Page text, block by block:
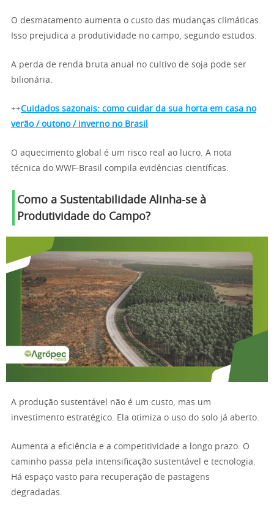
O desmatamento aumenta o custo das mudanças climáticas.
Isso prejudica a produtividade no campo, segundo estudos.
A perda de renda bruta anual no cultivo de soja pode ser
bilionária.
++Cuidados sazonais: como cuidar da sua horta em casa no
verão / outono / inverno no Brasil
O aquecimento global é um risco real ao lucro. A nota
técnica do WWF-Brasil compila evidências científicas.
Como a Sustentabilidade Alinha-se à
Produtividade do Campo?
A produção sustentável não é um custo, mas um
investimento estratégico. Ela otimiza o uso do solo já aberto.
Aumenta a eficiência e a competitividade a longo prazo. O
caminho passa pela intensificação sustentável e tecnologia.
Há espaço vasto para recuperação de pastagens
degradadas.